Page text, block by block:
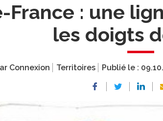
France : une
les doigts
Connexion Territoires Publié le :